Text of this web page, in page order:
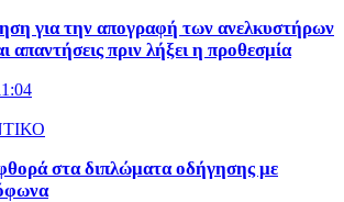
για την απογραφή των ανελκυστήρων
απαντήσεις πριν λήξει η προθεσμία
στα διπλώματα οδήγησης με